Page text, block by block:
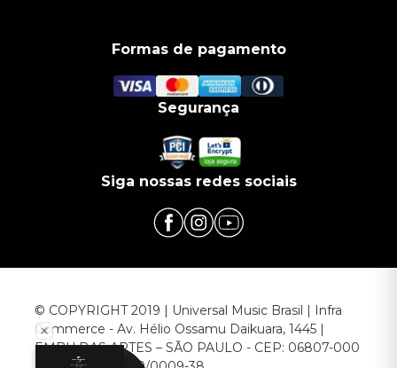
Formas de pagamento
Segurança
Siga nossas redes sociais
© COPYRIGHT 2019 | Universal Music Brasil | Infra
Commerce - Av. Hélio Ossamu Daikuara, 1445 |
EMBU DAS ARTES – SÃO PAULO - CEP: 06807-000